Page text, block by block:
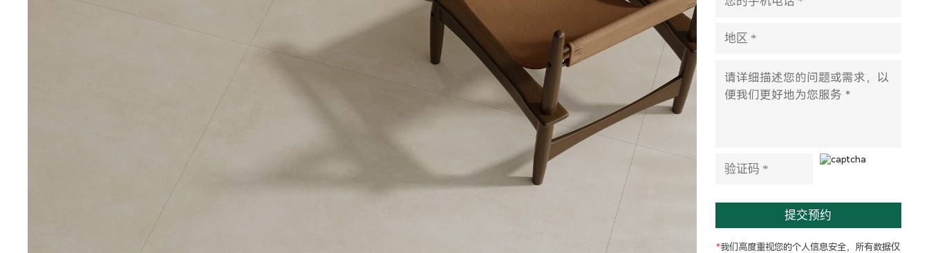
e
p
*我们高度重视您的个人信息安全，所有数据仅